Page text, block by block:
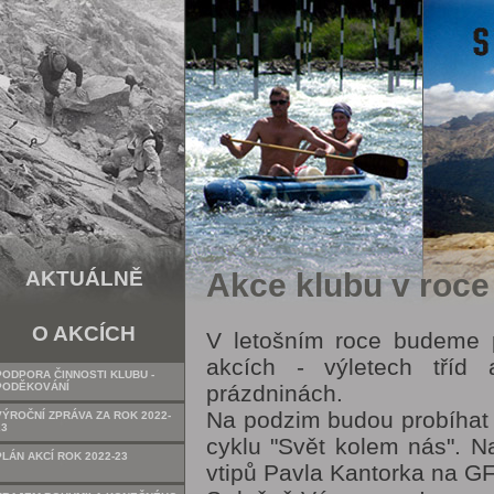
AKTUÁLNĚ
O AKCÍCH
ČINNOSTI KLUBU -
ZPRÁVA ZA ROK 2022-
AKCÍ ROK 2022-23
Akce klubu v roce
V letošním roce budeme
akcích - výletech tříd
prázdninách.
Na podzim budou
cyklu "Svět kolem nás".
vtipů Pavla Kantorka na